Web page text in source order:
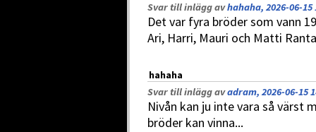
Svar till inlägg avhahaha, 2026-06-15
Det var fyra bröder som vann
Ari, Harri, Mauri och Matti
hahaha
Svar till inlägg avadram, 2026-06-15
Nivån kan ju inte vara så värst
bröder kan vinna...